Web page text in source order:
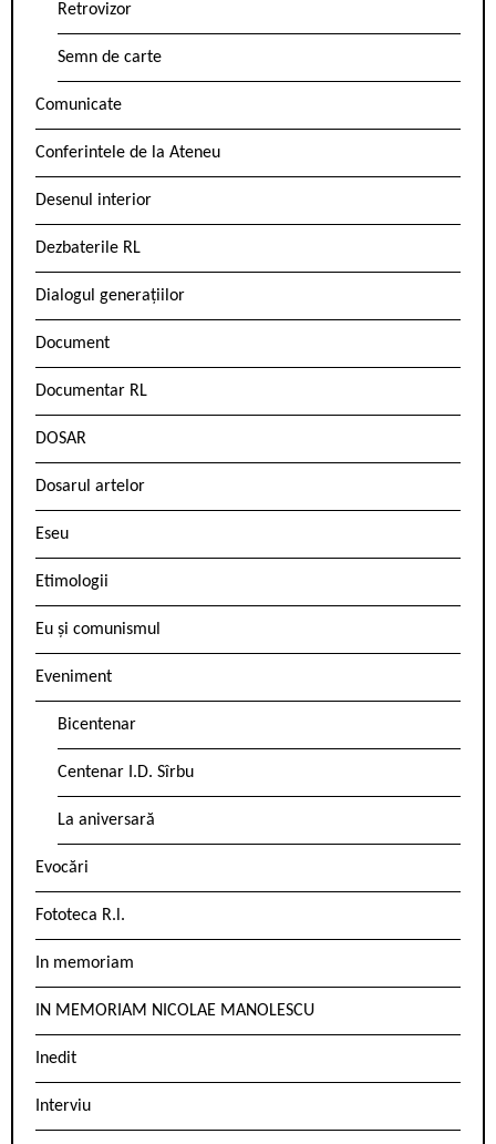
Retrovizor
Semn de carte
Comunicate
Conferintele de la Ateneu
Desenul interior
Dezbaterile RL
Dialogul generațiilor
Document
Documentar RL
DOSAR
Dosarul artelor
Eseu
Etimologii
Eu și comunismul
Eveniment
Bicentenar
Centenar I.D. Sîrbu
La aniversară
Evocări
Fototeca R.l.
In memoriam
IN MEMORIAM NICOLAE MANOLESCU
Inedit
Interviu